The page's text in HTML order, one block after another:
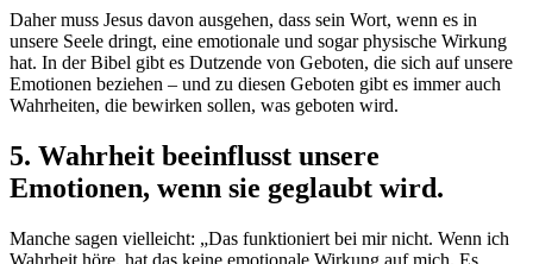
Daher muss Jesus davon ausgehen, dass sein Wort, wenn es in
unsere Seele dringt, eine emotionale und sogar physische Wirkung
hat. In der Bibel gibt es Dutzende von Geboten, die sich auf unsere
Emotionen beziehen – und zu diesen Geboten gibt es immer auch
Wahrheiten, die bewirken sollen, was geboten wird.
5. Wahrheit beeinflusst unsere
Emotionen, wenn sie geglaubt wird.
Manche sagen vielleicht: „Das funktioniert bei mir nicht. Wenn ich